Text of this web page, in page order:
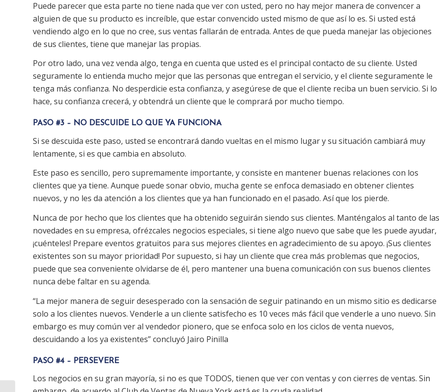
Puede parecer que esta parte no tiene nada que ver con usted, pero no hay mejor manera de convencer a
alguien de que su producto es increíble, que estar convencido usted mismo de que así lo es. Si usted está
vendiendo algo en lo que no cree, sus ventas fallarán de entrada. Antes de que pueda manejar las objeciones
de sus clientes, tiene que manejar las propias.
Por otro lado, una vez venda algo, tenga en cuenta que usted es el principal contacto de su cliente. Usted
seguramente lo entienda mucho mejor que las personas que entregan el servicio, y el cliente seguramente le
tenga más confianza. No desperdicie esta confianza, y asegúrese de que el cliente reciba un buen servicio. Si lo
hace, su confianza crecerá, y obtendrá un cliente que le comprará por mucho tiempo.
PASO #3 – NO DESCUIDE LO QUE YA FUNCIONA
Si se descuida este paso, usted se encontrará dando vueltas en el mismo lugar y su situación cambiará muy
lentamente, si es que cambia en absoluto.
Este paso es sencillo, pero supremamente importante, y consiste en mantener buenas relaciones con los
clientes que ya tiene. Aunque puede sonar obvio, mucha gente se enfoca demasiado en obtener clientes
nuevos, y no les da atención a los clientes que ya han funcionado en el pasado. Así que los pierde.
Nunca de por hecho que los clientes que ha obtenido seguirán siendo sus clientes. Manténgalos al tanto de las
novedades en su empresa, ofrézcales negocios especiales, si tiene algo nuevo que sabe que les puede ayudar,
¡cuénteles! Prepare eventos gratuitos para sus mejores clientes en agradecimiento de su apoyo. ¡Sus clientes
existentes son su mayor prioridad! Por supuesto, si hay un cliente que crea más problemas que negocios,
puede que sea conveniente olvidarse de él, pero mantener una buena comunicación con sus buenos clientes
nunca debe faltar en su agenda.
“La mejor manera de seguir desesperado con la sensación de seguir patinando en un mismo sitio es dedicarse
solo a los clientes nuevos. Venderle a un cliente satisfecho es 10 veces más fácil que venderle a uno nuevo. Sin
embargo es muy común ver al vendedor pionero, que se enfoca solo en los ciclos de venta nuevos,
descuidando a los ya existentes” concluyó Jairo Pinilla
PASO #4 – PERSEVERE
Los negocios en su gran mayoría, si no es que TODOS, tienen que ver con ventas y con cierres de ventas. Sin